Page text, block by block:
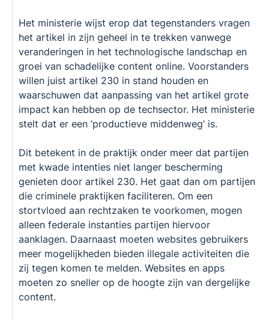
Het ministerie wijst erop dat tegenstanders vragen
het artikel in zijn geheel in te trekken vanwege
veranderingen in het technologische landschap en
groei van schadelijke content online. Voorstanders
willen juist artikel 230 in stand houden en
waarschuwen dat aanpassing van het artikel grote
impact kan hebben op de techsector. Het ministerie
stelt dat er een ‘productieve middenweg’ is.
Dit betekent in de praktijk onder meer dat partijen
met kwade intenties niet langer bescherming
genieten door artikel 230. Het gaat dan om partijen
die criminele praktijken faciliteren. Om een
stortvloed aan rechtzaken te voorkomen, mogen
alleen federale instanties partijen hiervoor
aanklagen. Daarnaast moeten websites gebruikers
meer mogelijkheden bieden illegale activiteiten die
zij tegen komen te melden. Websites en apps
moeten zo sneller op de hoogte zijn van dergelijke
content.